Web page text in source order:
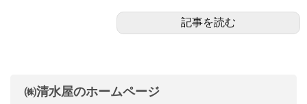
記事を読む
㈱清水屋のホームページ